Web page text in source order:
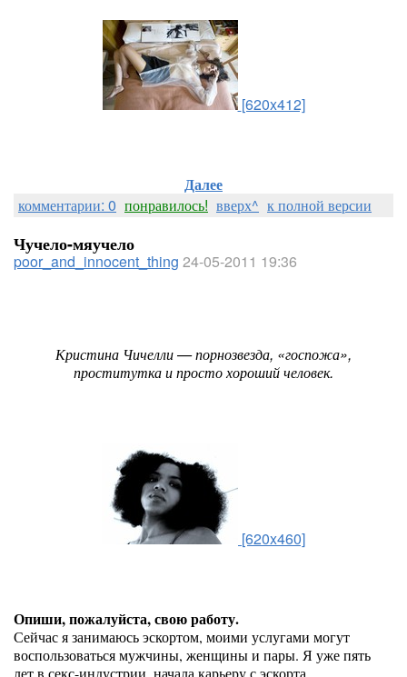
[620x412]
Далее
комментарии: 0 понравилось! вверх^ к полной версии
Чучело-мяучело
poor_and_innocent_thing 24-05-2011 19:36
Кристина Чичелли — порнозвезда, «госпожа»,
проститутка и просто хороший человек.
[620x460]
Опиши, пожалуйста, свою работу.
Сейчас я занимаюсь эскортом, моими услугами могут
воспользоваться мужчины, женщины и пары. Я уже пять
лет в секс-индустрии, начала карьеру с эскорта,